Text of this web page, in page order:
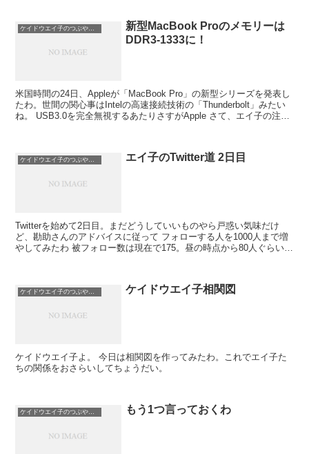
ケイドウエイ子のつぶやき日記
新型MacBook Proのメモリーは
DDR3-1333に！
米国時間の24日、Appleが「MacBook Pro」の新型シリーズを発表し
たわ。世間の関心事はIntelの高速接続技術の「Thunderbolt」みたい
ね。 USB3.0を完全無視するあたりさすがApple さて、エイ子の注目
ケイドウエイ子のつぶやき日記 エイ子のTwitter道 2日目
Twitterを始めて2日目。まだどうしていいものやら戸惑い気味だけ
ど、勘助さんのアドバイスに従って フォローする人を1000人まで増
やしてみたわ 被フォロー数は現在で175。昼の時点から80人ぐらい増
ケイドウエイ子のつぶやき日記 ケイドウエイ子相関図
ケイドウエイ子よ。 今日は相関図を作ってみたわ。これでエイ子た
ちの関係をおさらいしてちょうだい。
ケイドウエイ子のつぶやき日記 もう1つ言っておくわ